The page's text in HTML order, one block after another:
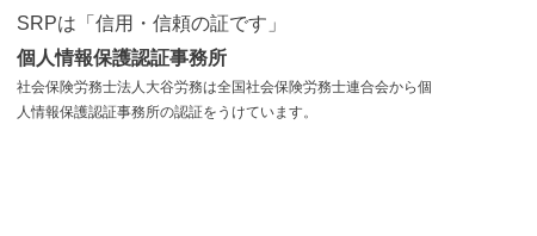
SRPは「信用・信頼の証です」
個人情報保護認証事務所
社会保険労務士法人大谷労務は全国社会保険労務士連合会から個
人情報保護認証事務所の認証をうけています。